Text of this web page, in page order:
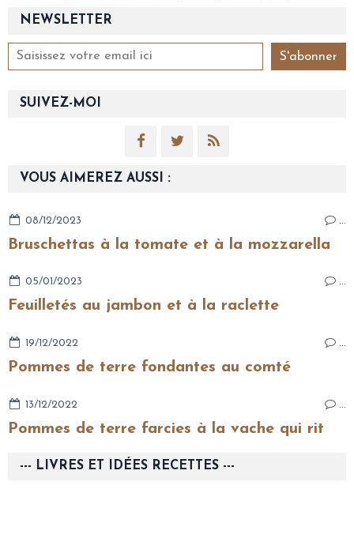
NEWSLETTER
SUIVEZ-MOI
VOUS AIMEREZ AUSSI :
08/12/2023 …
Bruschettas à la tomate et à la mozzarella
05/01/2023 …
Feuilletés au jambon et à la raclette
19/12/2022 …
Pommes de terre fondantes au comté
13/12/2022 …
Pommes de terre farcies à la vache qui rit
--- LIVRES ET IDÉES RECETTES ---